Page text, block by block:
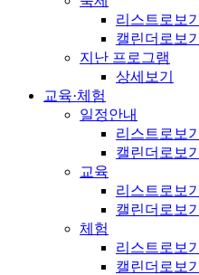
리스트로보기
캘린더로보기
지난 프로그램
상세보기
교육·체험
일정안내
리스트로보기
캘린더로보기
교육
리스트로보기
캘린더로보기
체험
리스트로보기
캘린더로보기